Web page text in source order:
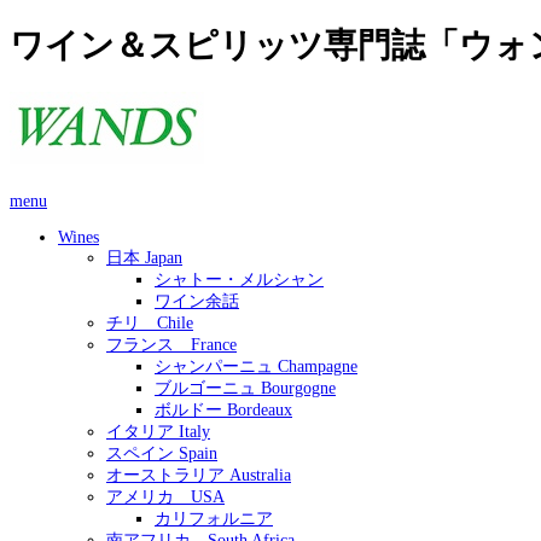
ワイン＆スピリッツ専門誌「ウォ
menu
Wines
日本 Japan
シャトー・メルシャン
ワイン余話
チリ Chile
フランス France
シャンパーニュ Champagne
ブルゴーニュ Bourgogne
ボルドー Bordeaux
イタリア Italy
スペイン Spain
オーストラリア Australia
アメリカ USA
カリフォルニア